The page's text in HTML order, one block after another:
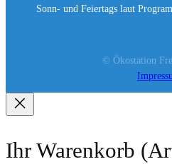
Sonn- und Feiertags laut
© Ökostation
Ihr Warenkorb